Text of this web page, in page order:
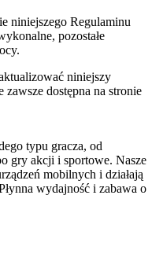
niniejszego Regulaminu
pozostałe
niniejszy
dostępna na stronie
typu gracza, od
gry akcji i sportowe. Nasze
mobilnych i działają
wydajność i zabawa o